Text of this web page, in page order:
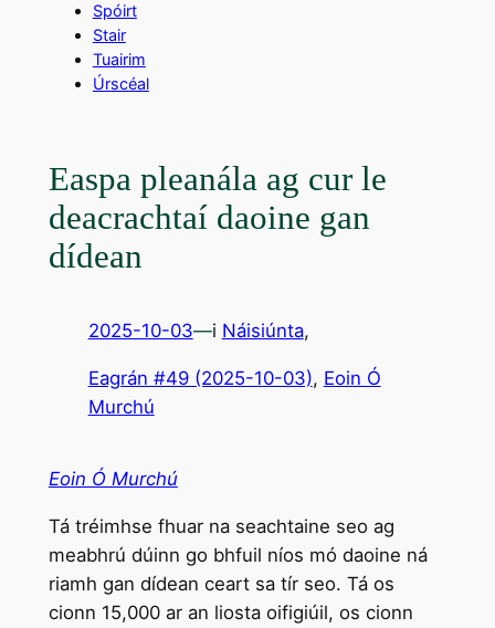
Spóirt
Stair
Tuairim
Úrscéal
Easpa pleanála ag cur le
deacrachtaí daoine gan
dídean
2025-10-03—i Náisiúnta,
Eagrán #49 (2025-10-03), Eoin Ó
Murchú
Eoin Ó Murchú
Tá tréimhse fhuar na seachtaine seo ag
meabhrú dúinn go bhfuil níos mó daoine ná
riamh gan dídean ceart sa tír seo. Tá os
cionn 15,000 ar an liosta oifigiúil, os cionn